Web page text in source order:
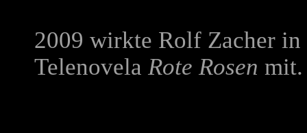
2009 wirkte Rolf Zacher
Telenovela Rote Rosen mit.